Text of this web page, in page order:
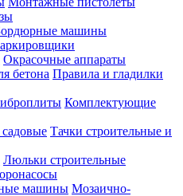
машины
Окрасочные аппараты
Правила и гладилки
Комплектующие
Тачки строительные и
Люльки строительные
Мозаично-